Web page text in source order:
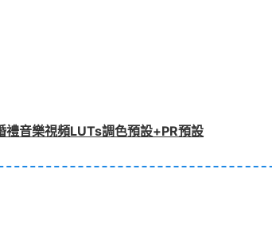
音樂視頻LUTs調色預設+PR預設